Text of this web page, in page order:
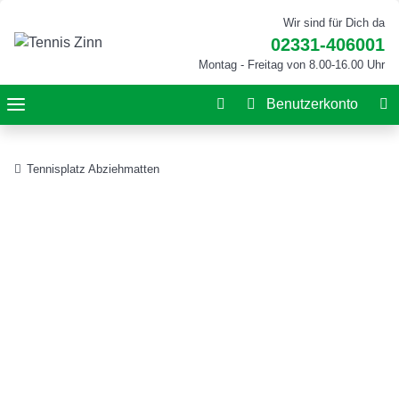
Wir sind für Dich da
02331-406001
Montag - Freitag von 8.00-16.00 Uhr
Benutzerkonto
Tennisplatz Abziehmatten